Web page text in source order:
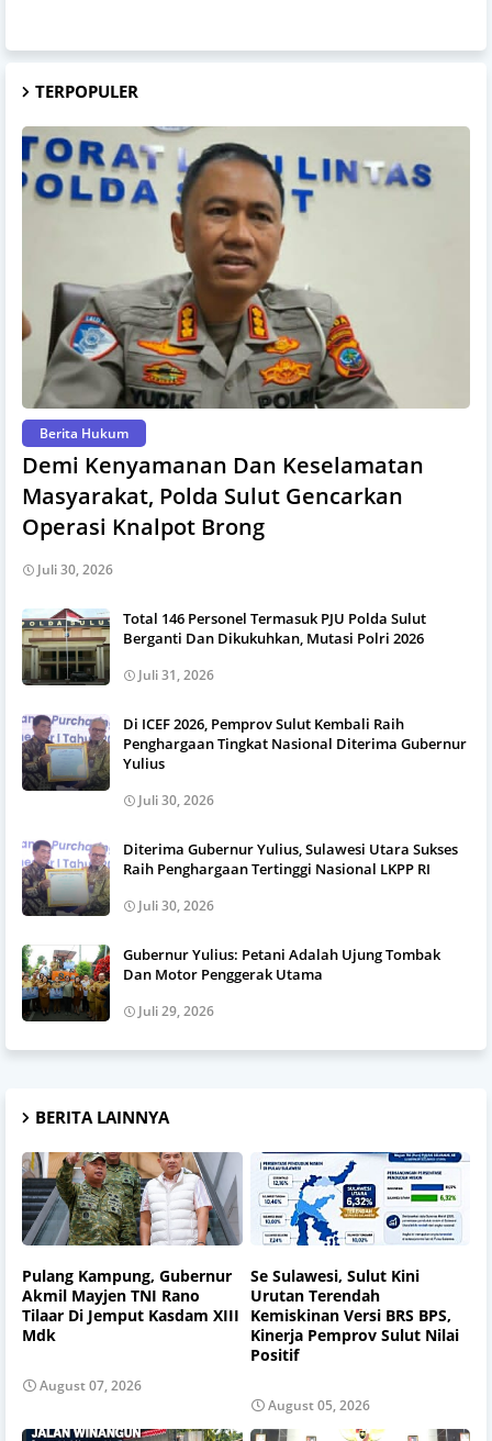
TERPOPULER
Berita Hukum
Demi Kenyamanan Dan Keselamatan
Masyarakat, Polda Sulut Gencarkan
Operasi Knalpot Brong
Juli 30, 2026
Total 146 Personel Termasuk PJU Polda Sulut
Berganti Dan Dikukuhkan, Mutasi Polri 2026
Juli 31, 2026
Di ICEF 2026, Pemprov Sulut Kembali Raih
Penghargaan Tingkat Nasional Diterima Gubernur
Yulius
Juli 30, 2026
Diterima Gubernur Yulius, Sulawesi Utara Sukses
Raih Penghargaan Tertinggi Nasional LKPP RI
Juli 30, 2026
Gubernur Yulius: Petani Adalah Ujung Tombak
Dan Motor Penggerak Utama
Juli 29, 2026
BERITA LAINNYA
Pulang Kampung, Gubernur
Akmil Mayjen TNI Rano
Tilaar Di Jemput Kasdam XIII
Mdk
August 07, 2026
Se Sulawesi, Sulut Kini
Urutan Terendah
Kemiskinan Versi BRS BPS,
Kinerja Pemprov Sulut Nilai
Positif
August 05, 2026